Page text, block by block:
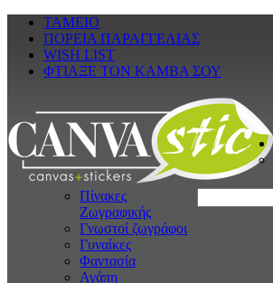
ΤΑΜΕΙΟ
ΠΟΡΕΙΑ ΠΑΡΑΓΓΕΛΙΑΣ
WISH LIST
ΦΤΙΑΞΕ ΤΟΝ ΚΑΜΒΑ ΣΟΥ
Πίνακες
Ζωγραφικής
Γνωστοί ζωγράφοι
Γυναίκες
Φαντασία
Αγάπη